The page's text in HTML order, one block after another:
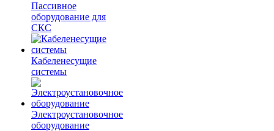
Пассивное
оборудование для
СКС
Кабеленесущие
системы
Электроустановочное
оборудование